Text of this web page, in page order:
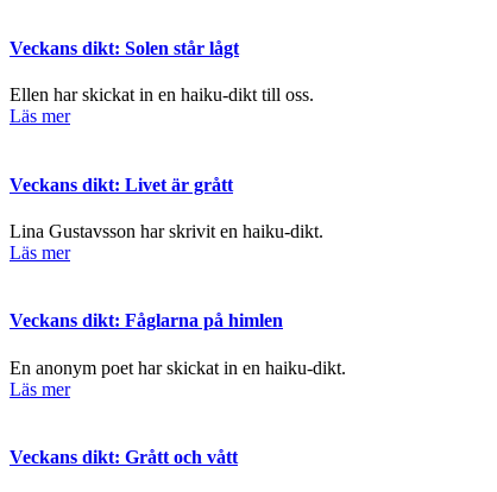
Veckans dikt: Solen står lågt
Ellen har skickat in en haiku-dikt till oss.
Läs mer
Veckans dikt: Livet är grått
Lina Gustavsson har skrivit en haiku-dikt.
Läs mer
Veckans dikt: Fåglarna på himlen
En anonym poet har skickat in en haiku-dikt.
Läs mer
Veckans dikt: Grått och vått